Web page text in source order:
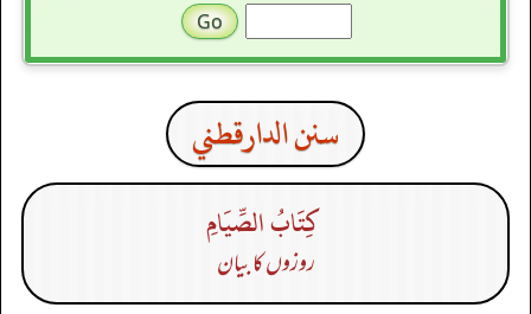
سنن الدارقطني
كِتَابُ الصِّيَامِ
روزوں کا بیان